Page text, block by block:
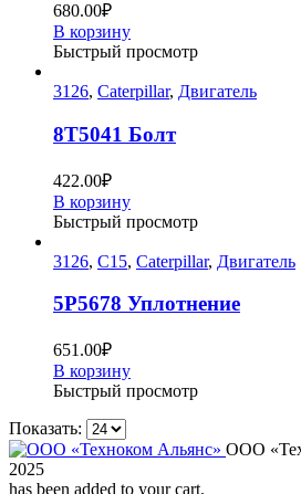
680.00₽
В корзину
Быстрый просмотр
3126, Caterpillar, Двигатель
8T5041 Болт
422.00₽
В корзину
Быстрый просмотр
3126, C15, Caterpillar, Двигатель
5P5678 Уплотнение
651.00₽
В корзину
Быстрый просмотр
Показать:
ООО
2025
has been added to your cart.